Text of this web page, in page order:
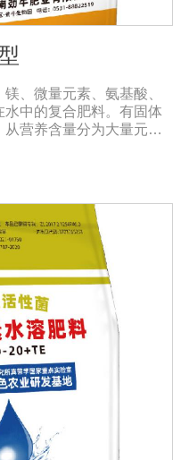
、微量元素、氨基酸、
中的复合肥料。有固体
营养含量分为大量元素
溶性肥料、有机水溶性
肥等品种相比，水溶性
溶性好、无残渣的速效
物的根和叶吸收利用。
元素相对全面，根据不
方不同，市场销售蔬
等作物专用水溶性肥
，要采取二次稀释法。由
料，所以农民就不能够
，出现烧苗伤根，苗小
匀，提高肥料利用率。
般复合肥养分含量高，用
以在土壤中长期存留，
流失即降低施肥的经济
。3．尽量单用或与非碱
素症或根系生长不良
方法加以缓解。在此提